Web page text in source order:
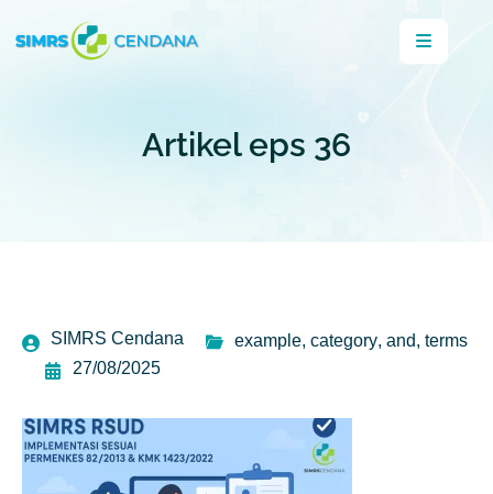
Artikel eps 36
SIMRS Cendana example, category, and, terms
27/08/2025